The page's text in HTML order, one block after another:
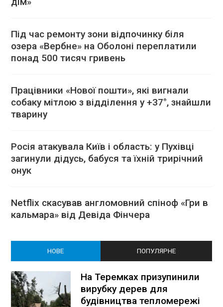
Під час ремонту зони відпочинку біля
озера «Вербне» на Оболоні переплатили
понад 500 тисяч гривень
Працівники «Нової пошти», які вигнали
собаку мітлою з відділення у +37°, знайшли
тварину
Росія атакувала Київ і область: у Пухівці
загинули дідусь, бабуся та їхній трирічний
онук
Netflix скасував англомовний спіноф «Гри в
кальмара» від Девіда Фінчера
НОВЕ ПОПУЛЯРНЕ
На Теремках призупинили
вирубку дерев для
будівництва тепломережі